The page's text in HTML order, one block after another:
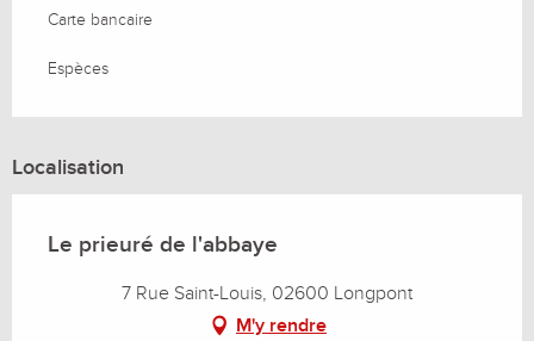
Carte bancaire
Espèces
Localisation
Le prieuré de l'abbaye
7 Rue Saint-Louis, 02600 Longpont
M'y rendre